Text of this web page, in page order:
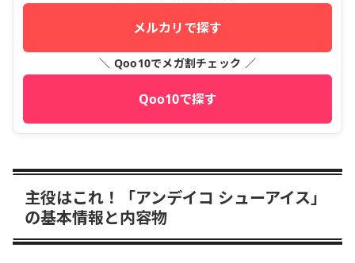
メルカリで探す
＼ Qoo10でメガ割チェック ／
Qoo10で探す
主役はこれ！「アンデイコ シューアイス」
の基本情報と内容物